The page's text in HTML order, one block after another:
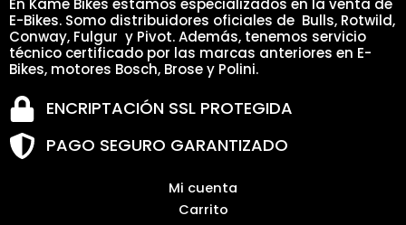
E-Bikes. Somo distribuidores oficiales de Bulls, Rotwild,
Conway, Fulgur y Pivot. Además, tenemos servicio
técnico certificado por las marcas anteriores en E-
Bikes, motores Bosch, Brose y Polini.
ENCRIPTACIÓN SSL PROTEGIDA
PAGO SEGURO GARANTIZADO
Mi cuenta
Carrito